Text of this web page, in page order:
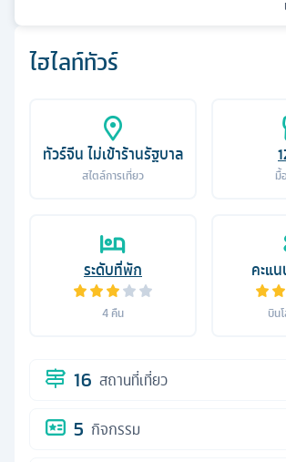
ไฮไลท์ทัวร์
ทัวร์จีน ไม่เข้าร้านรัฐบาล
สไตล์การเที่ยว มื้
ระดับที่พัก
4 คืน
คะแ
บิน
16 สถานที่เที่ยว
5 กิจกรรม